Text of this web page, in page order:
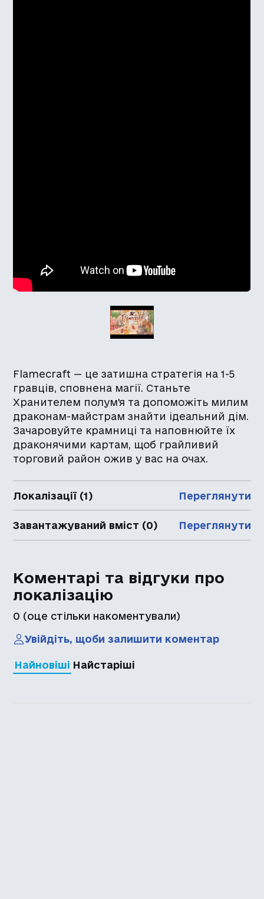
Flamecraft — це затишна стратегія на 1-5
гравців, сповнена магії. Станьте
Хранителем полум'я та допоможіть милим
драконам-майстрам знайти ідеальний дім.
Зачаровуйте крамниці та наповнюйте їх
драконячими картам, щоб грайливий
торговий район ожив у вас на очах.
Локалізації (1) Переглянути
Завантажуваний вміст (0) Переглянути
Коментарі та відгуки про
локалізацію
0 (оце стільки накоментували)
Увійдіть, щоби залишити коментар
Найновіші Найстаріші